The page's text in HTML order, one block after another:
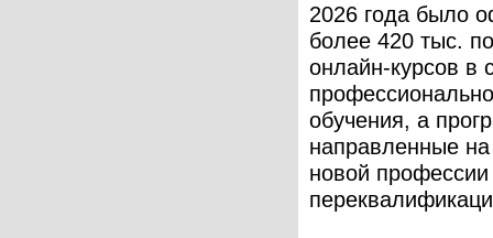
2026 года было
более 420 тыс.
онлайн-курсов в
обучения, а
направленные
новой